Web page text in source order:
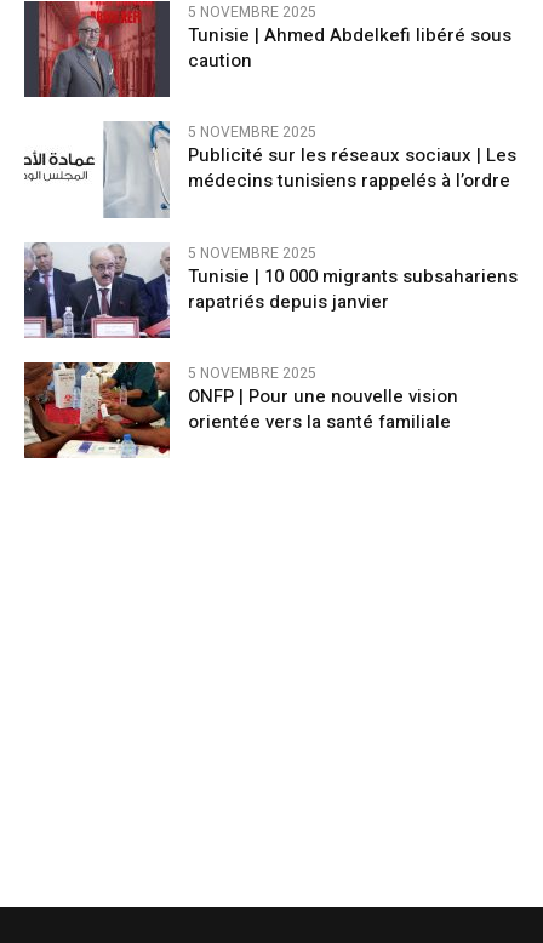
5 NOVEMBRE 2025
Tunisie | Ahmed Abdelkefi libéré sous
caution
5 NOVEMBRE 2025
Publicité sur les réseaux sociaux | Les
médecins tunisiens rappelés à l’ordre
5 NOVEMBRE 2025
Tunisie | 10 000 migrants subsahariens
rapatriés depuis janvier
5 NOVEMBRE 2025
ONFP | Pour une nouvelle vision
orientée vers la santé familiale